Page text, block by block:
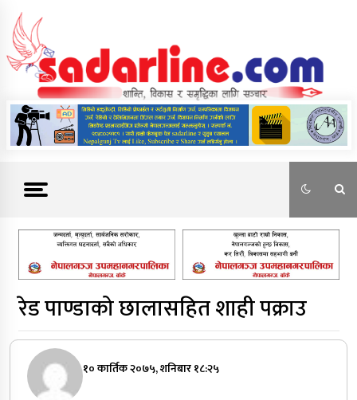
content
News For Nepal
रेड पाण्डाको छालासहित शाही पक्राउ
१० कार्तिक २०७५, शनिबार १८:२५